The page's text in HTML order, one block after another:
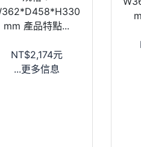
mm 產品特點...
NT$2,174元
...更多信息